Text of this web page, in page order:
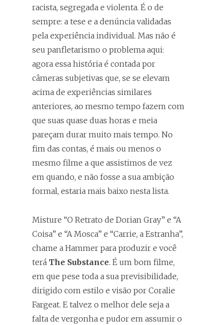
racista, segregada e violenta. É o de
sempre: a tese e a denúncia validadas
pela experiência individual. Mas não é
seu panfletarismo o problema aqui:
agora essa história é contada por
câmeras subjetivas que, se se elevam
acima de experiências similares
anteriores, ao mesmo tempo fazem com
que suas quase duas horas e meia
pareçam durar muito mais tempo. No
fim das contas, é mais ou menos o
mesmo filme a que assistimos de vez
em quando, e não fosse a sua ambição
formal, estaria mais baixo nesta lista.
Misture “O Retrato de Dorian Gray” e “A
Coisa” e “A Mosca” e “Carrie, a Estranha”,
chame a Hammer para produzir e você
terá The Substance. É um bom filme,
em que pese toda a sua previsibilidade,
dirigido com estilo e visão por Coralie
Fargeat. E talvez o melhor dele seja a
falta de vergonha e pudor em assumir o